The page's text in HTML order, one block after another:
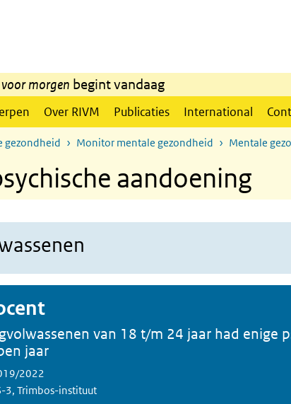
morgen begint vandaag
Over RIVM Publicaties International
gezondheid Monitor mentale gezondheid Mentale
aandoening
van 18 t/m 24 jaar had enige
jaar
2022
3, Trimbos-instituut